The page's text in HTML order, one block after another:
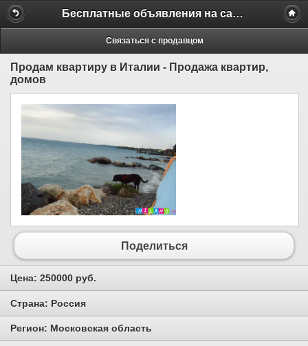
Бесплатные объявления на сайте MILAMO.ru
Связаться с продавцом
Продам квартиру в Италии - Продажа квартир,
домов
Поделиться
Цена: 250000 руб.
Страна: Россия
Регион: Московская область